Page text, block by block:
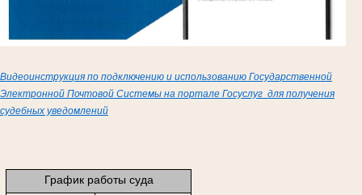
Видеоинструкция по подключению и использованию Государственной
Электронной Почтовой Системы на портале Госуслуг для получения
судебных уведомлений
График работы суда